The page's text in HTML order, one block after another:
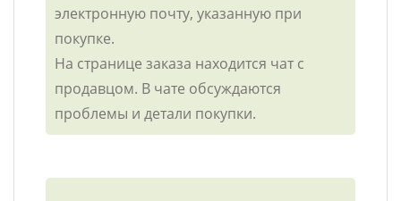
электронную почту, указанную при
покупке.
На странице заказа находится чат с
продавцом. В чате обсуждаются
проблемы и детали покупки.